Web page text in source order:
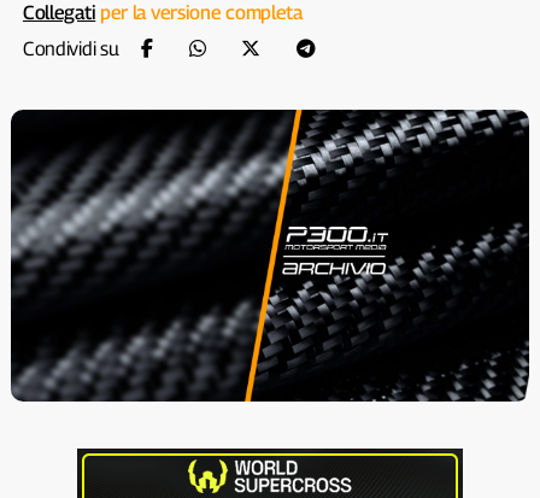
Collegati per la versione completa
Condividi su